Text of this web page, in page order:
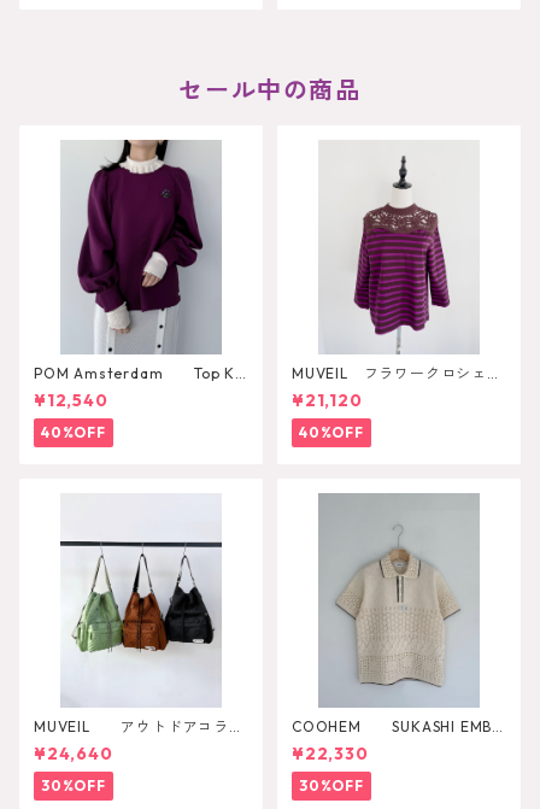
セール中の商品
POM Amsterdam Top Ka
e Pulm
¥12,540
40%OFF
MUVEIL フラワークロシェカ
ットソー
¥21,120
40%OFF
MUVEIL アウトドアコラボ
2WAYリュック
¥24,640
30%OFF
COOHEM SUKASHI EMBO
SSED KNIT PULLOVER
¥22,330
30%OFF